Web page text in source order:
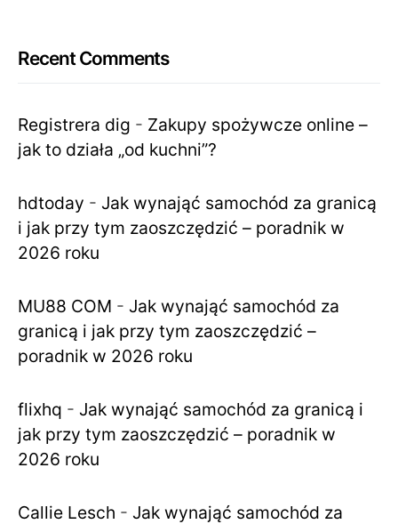
Recent Comments
Registrera dig - Zakupy spożywcze online –
jak to działa „od kuchni”?
hdtoday - Jak wynająć samochód za granicą
i jak przy tym zaoszczędzić – poradnik w
2026 roku
MU88 COM - Jak wynająć samochód za
granicą i jak przy tym zaoszczędzić –
poradnik w 2026 roku
flixhq - Jak wynająć samochód za granicą i
jak przy tym zaoszczędzić – poradnik w
2026 roku
Callie Lesch - Jak wynająć samochód za